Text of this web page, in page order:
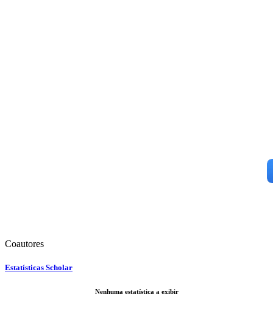
Coautores
Estatísticas Scholar
Nenhuma estatística a exibir